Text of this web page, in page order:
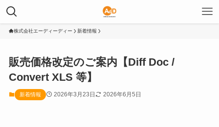
株式会社エーディーディー 新着情報
販売価格改定のご案内【Diff Doc /
Convert XLS 等】
新着情報 2026年3月23日 2026年6月5日